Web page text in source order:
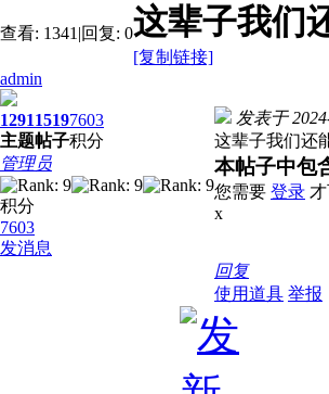
查看: 1341 |回复: 0这辈子我们
[复制链接]
admin
1291
主题
1519
帖子
7603
积分
管理员
积分
7603
发消息
发表于
这辈子我们还
本帖子中包
您需要 登录
x
回复
使用道具 举报